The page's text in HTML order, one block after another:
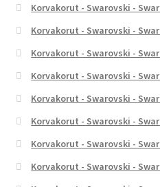
Korvakorut - Swarovski -
Korvakorut - Swarovski -
Korvakorut - Swarovski -
Korvakorut - Swarovski -
Korvakorut - Swarovski -
Korvakorut - Swarovski -
Korvakorut - Swarovski -
Korvakorut - Swarovski -